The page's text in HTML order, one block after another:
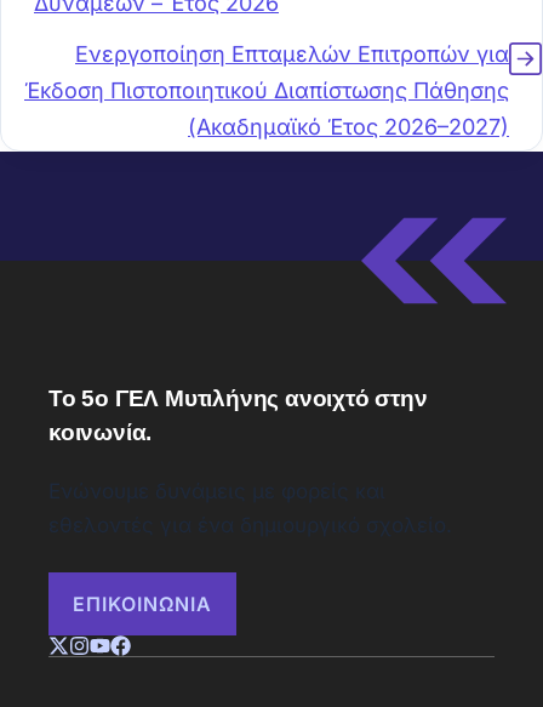
Ενεργοποίηση Επταμελών Επιτροπών για
Έκδοση Πιστοποιητικού Διαπίστωσης Πάθησης
(Ακαδημαϊκό Έτος 2026–2027)
Το 5ο ΓΕΛ Μυτιλήνης ανοιχτό στην
κοινωνία.
Ενώνουμε δυνάμεις με φορείς και
εθελοντές για ένα δημιουργικό σχολείο.
ΕΠΙΚΟΙΝΩΝΙΑ